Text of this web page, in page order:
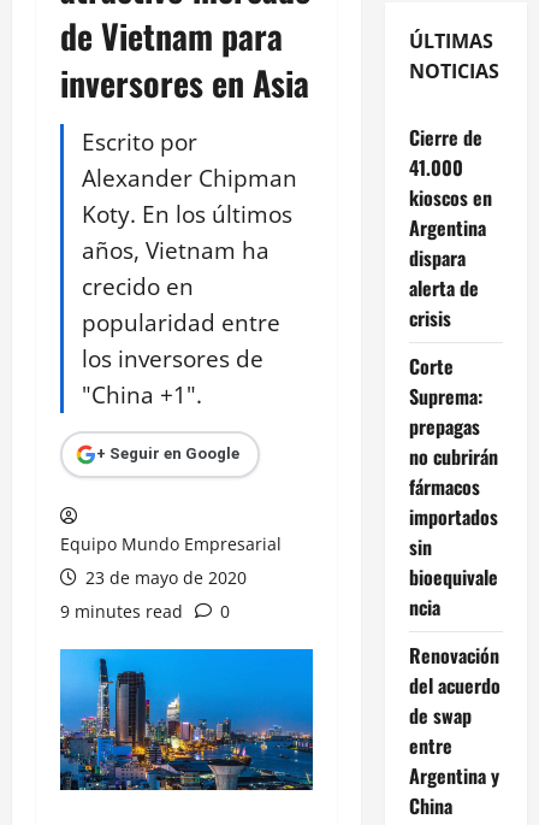
de Vietnam para
inversores en Asia
Escrito por
Alexander Chipman
Koty. En los últimos
años, Vietnam ha
crecido en
popularidad entre
los inversores de
"China +1".
+ Seguir en Google
Equipo Mundo Empresarial
23 de mayo de 2020
9 minutes read
0
ÚLTIMAS
NOTICIAS
Cierre de
41.000
kioscos en
Argentina
dispara
alerta de
crisis
Corte
Suprema:
prepagas
no cubrirán
fármacos
importados
sin
bioequivale
ncia
Renovación
del acuerdo
de swap
entre
Argentina y
China